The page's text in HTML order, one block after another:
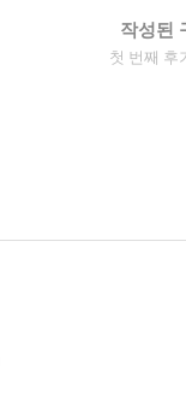
작성된
첫 번째 후